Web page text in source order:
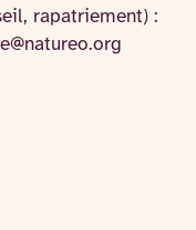
rapatriement) :